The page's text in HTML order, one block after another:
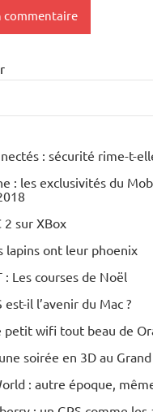
: sécurité rime-t-
: les exclusivités du
2 sur XBox
lapins ont leur phoenix
: Les courses de Noël
est-il l’avenir du Mac ?
petit wifi tout beau de
soirée en 3D au
: autre époque,